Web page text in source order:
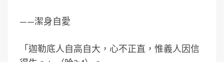
——潔身自愛
「迦勒底人自高自大，心不正直，惟義人因信